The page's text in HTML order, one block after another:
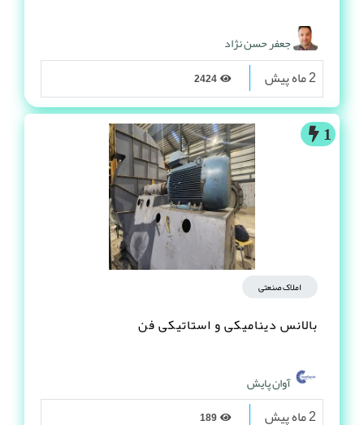
جعفر حسن نژاد
2 ماه پیش
1
املاک صنعتی
بالانس دینامیکی و استاتیکی فن
آوان پایش
2 ماه پیش